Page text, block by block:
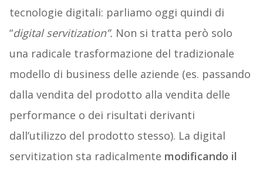
tecnologie digitali: parliamo oggi quindi di
“digital servitization”. Non si tratta però solo
una radicale trasformazione del tradizionale
modello di business delle aziende (es. passando
dalla vendita del prodotto alla vendita delle
performance o dei risultati derivanti
dall’utilizzo del prodotto stesso). La digital
servitization sta radicalmente modificando il